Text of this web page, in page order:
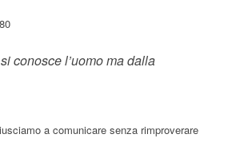
conosce l’uomo ma dalla
a comunicare senza rimproverare